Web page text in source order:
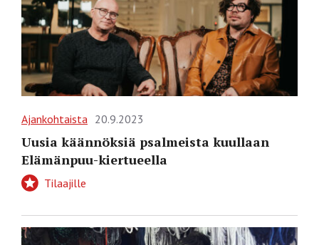
Ajankohtaista 20.9.2023
Uusia käännöksiä psalmeista kuullaan
Elämänpuu-kiertueella
Tilaajille